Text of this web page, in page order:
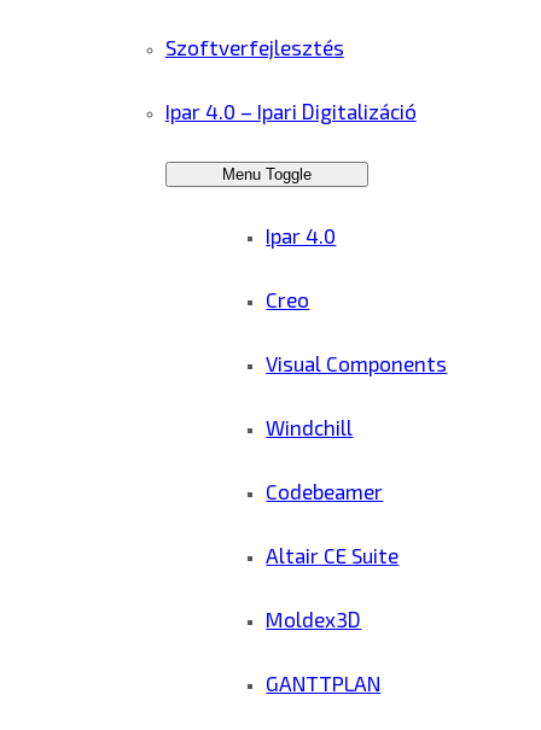
Szoftverfejlesztés
Ipar 4.0 – Ipari Digitalizáció
Menu Toggle
Ipar 4.0
Creo
Visual Components
Windchill
Codebeamer
Altair CE Suite
Moldex3D
GANTTPLAN